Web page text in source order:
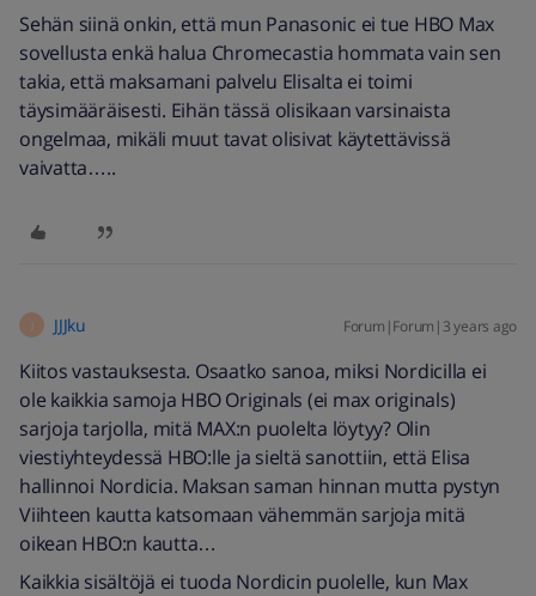
Sehän siinä onkin, että mun Panasonic ei tue HBO Max
sovellusta enkä halua Chromecastia hommata vain sen
takia, että maksamani palvelu Elisalta ei toimi
täysimääräisesti. Eihän tässä olisikaan varsinaista
ongelmaa, mikäli muut tavat olisivat käytettävissä
vaivatta…..
JJJku Forum|Forum|3 years ago
Kiitos vastauksesta. Osaatko sanoa, miksi Nordicilla ei
ole kaikkia samoja HBO Originals (ei max originals)
sarjoja tarjolla, mitä MAX:n puolelta löytyy? Olin
viestiyhteydessä HBO:lle ja sieltä sanottiin, että Elisa
hallinnoi Nordicia. Maksan saman hinnan mutta pystyn
Viihteen kautta katsomaan vähemmän sarjoja mitä
oikean HBO:n kautta…
Kaikkia sisältöjä ei tuoda Nordicin puolelle, kun Max